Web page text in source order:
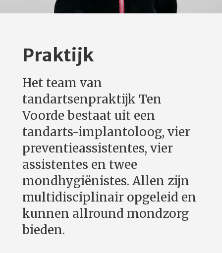
Praktijk
Het team van
tandartsenpraktijk Ten
Voorde bestaat uit een
tandarts-implantoloog, vier
preventieassistentes, vier
assistentes en twee
mondhygiënistes. Allen zijn
multidisciplinair opgeleid en
kunnen allround mondzorg
bieden.